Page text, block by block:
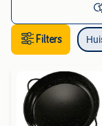
Filters